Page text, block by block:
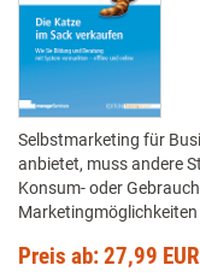
Selbstmarketing für
anbietet, muss andere
Konsum- oder
Marketingmöglichkeiten
Preis ab: 27,99 EUR